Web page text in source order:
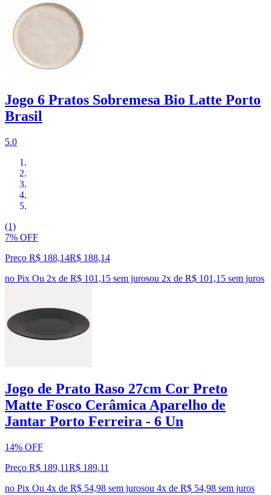
Jogo 6 Pratos Sobremesa Bio Latte Porto
Brasil
5.0
(1)
7% OFF
Preço R$ 188,14R$ 188,14
no Pix Ou 2x de R$ 101,15 sem jurosou 2x de R$ 101,15 sem juros
Jogo de Prato Raso 27cm Cor Preto
Matte Fosco Cerâmica Aparelho de
Jantar Porto Ferreira - 6 Un
14% OFF
Preço R$ 189,11R$ 189,11
no Pix Ou 4x de R$ 54,98 sem jurosou 4x de R$ 54,98 sem juros